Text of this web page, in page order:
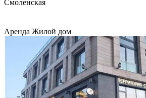
Смоленская
Аренда Жилой дом